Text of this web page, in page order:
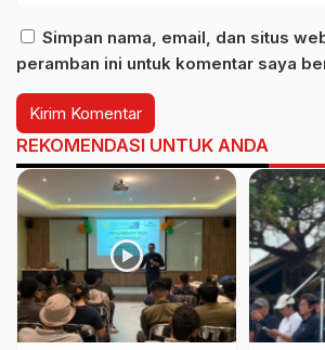
Simpan nama, email, dan situs
peramban ini untuk komentar saya
REKOMENDASI UNTUK ANDA